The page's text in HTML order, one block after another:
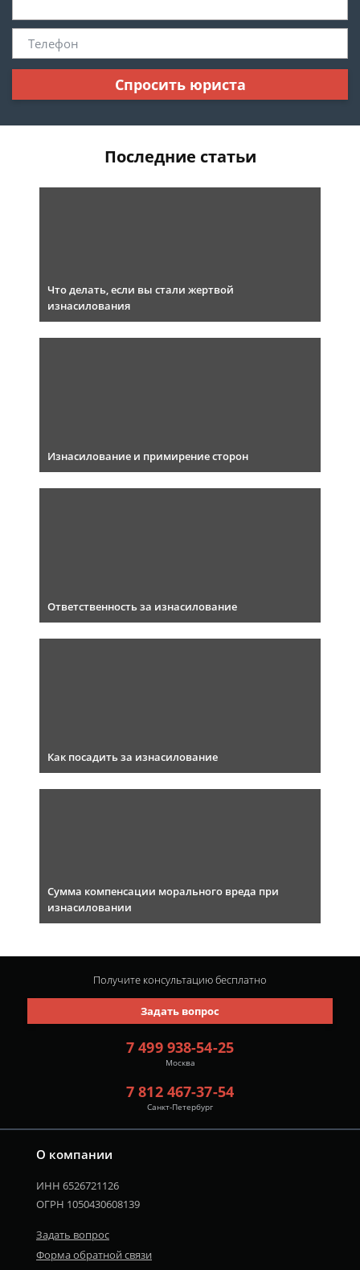
Спросить юриста
Последние статьи
Что делать, если вы стали жертвой
изнасилования
Изнасилование и примирение сторон
Ответственность за изнасилование
Как посадить за изнасилование
Сумма компенсации морального вреда при
изнасиловании
О компании
ИНН 6526721126
ОГРН 1050430608139
Задать вопрос
Форма обратной связи
7 499 938-54-25
Москва
7 812 467-37-54
Санкт-Петербург
Задать вопрос
Получите консультациюбесплатно